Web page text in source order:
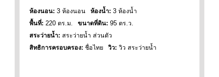
ห้องนอน: 3 ห้องนอน ห้องน้ำ: 3 ห้องน้ำ
พื้นที่: 220 ตร.ม. ขนาดที่ดิน: 95 ตร.ว.
สระว่ายน้ำ: สระว่ายน้ำ ส่วนตัว
สิทธิการครอบครอง: ชื่อไทย วิว: วิว สระว่ายน้ำ